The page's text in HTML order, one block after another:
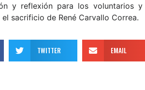
y reflexión para los voluntarios y
sacrificio de René Carvallo Correa.
TWITTER EMAIL